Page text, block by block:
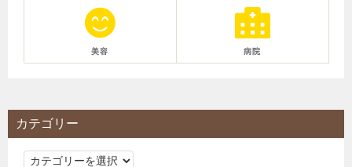
美容 病院
カテゴリー
カ